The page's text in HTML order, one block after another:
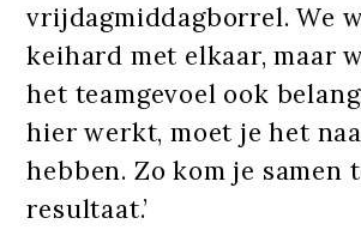
vrijdagmiddagborrel. We
keihard met elkaar, maar
het teamgevoel ook
hier werkt, moet je het
hebben. Zo kom je samen
resultaat.’